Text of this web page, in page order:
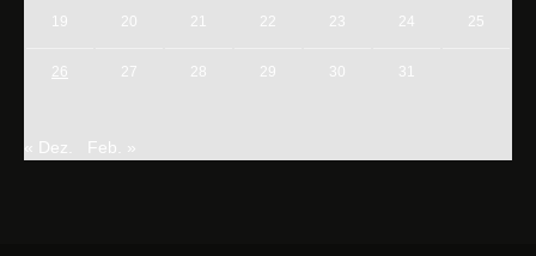
19 20 21 22 23 24 25
26 27 28 29 30 31
« Dez. Feb. »